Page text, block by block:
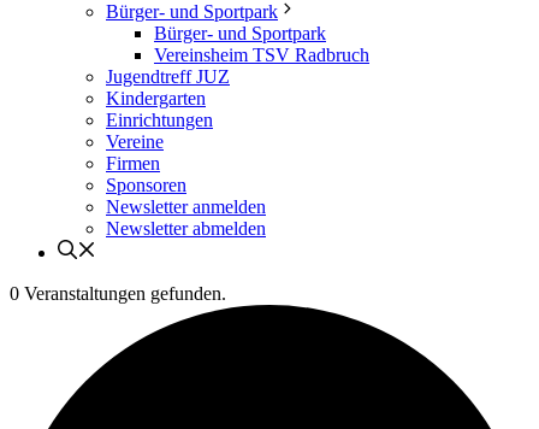
Bürger- und Sportpark
Bürger- und Sportpark
Vereinsheim TSV Radbruch
Jugendtreff JUZ
Kindergarten
Einrichtungen
Vereine
Firmen
Sponsoren
Newsletter anmelden
Newsletter abmelden
0 Veranstaltungen gefunden.